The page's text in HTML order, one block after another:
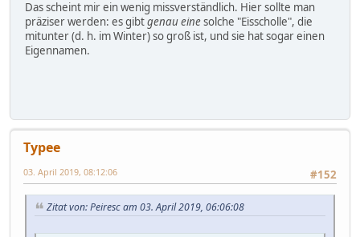
Das scheint mir ein wenig missverständlich. Hier sollte man
präziser werden: es gibtgenau einesolche "Eisscholle", die
mitunter (d. h. im Winter) so groß ist, und sie hat sogar einen
Eigennamen.
Typee
#152
03. April 2019, 08:12:06
Zitat von: Peiresc am 03. April 2019, 06:06:08